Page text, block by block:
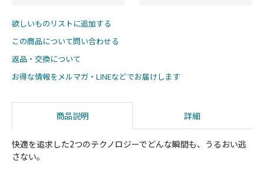
欲しいものリストに追加する
この商品について問い合わせる
返品・交換について
お得な情報をメルマガ・LINEなどでお届けします
商品説明 詳細
快適を追求した2つのテクノロジーでどんな瞬間も、うるおい逃
さない。